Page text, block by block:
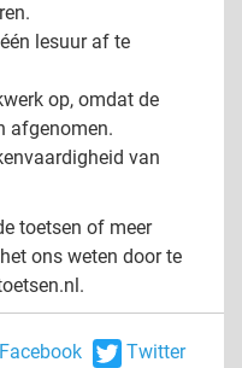
lesuur af te
op, omdat de
afgenomen.
van
toetsen of meer
ons weten door te
.
Facebook Twitter